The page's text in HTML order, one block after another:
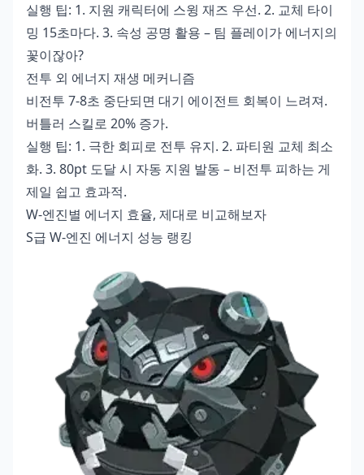
실행 팁: 1. 지원 캐릭터에 스윙 재즈 우선. 2. 교체 타이
밍 15초마다. 3. 속성 공명 활용 – 팀 플레이가 에너지의
꽃이잖아?
전투 외 에너지 재생 메커니즘
비전투 7-8초 중단되면 대기 에이전트 회복이 느려져.
버틀러 스킬로 20% 증가.
실행 팁: 1. 극한 회피로 전투 유지. 2. 파티원 교체 최소
화. 3. 80pt 도달 시 자동 지원 발동 – 비전투 피하는 게
제일 쉽고 효과적.
W-엔진별 에너지 효율, 제대로 비교해보자
S급 W-엔진 에너지 성능 랭킹